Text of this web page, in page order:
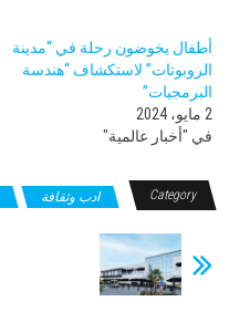
أطفال يخوضون رحلة في “مدينة
الروبوتات” لاستكشاف “هندسة
البرمجيات”
2 مايو، 2024
في "أخبار عالمية"
Category ادب وثقافة